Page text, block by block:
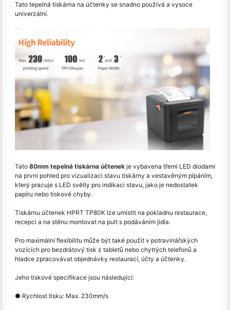
Tato tepelná tiskárna na účtenky se snadno používá a vysoce
univerzální.
Tato 80mm tepelná tiskárna účtenek je vybavena třemi LED diodami
na první pohled pro vizualizaci stavu tiskárny a vestavěným pípáním,
který pracuje s LED světly pro indikaci stavu, jako je nedostatek
papíru nebo tiskové chyby.
Tiskárnu účtenek HPRT TP80K lze umístit na pokladnu restaurace,
recepci a na stěnu montovat na pult s podáváním jídla.
Pro maximální flexibilitu může být také použit v potravinářských
vozících pro bezdrátový tisk z tabletů nebo chytrých telefonů a
hladce zpracovávat objednávky restaurací, účty a účtenky.
Jeho tiskové specifikace jsou následující:
● Rychlost tisku: Max. 230mm/s